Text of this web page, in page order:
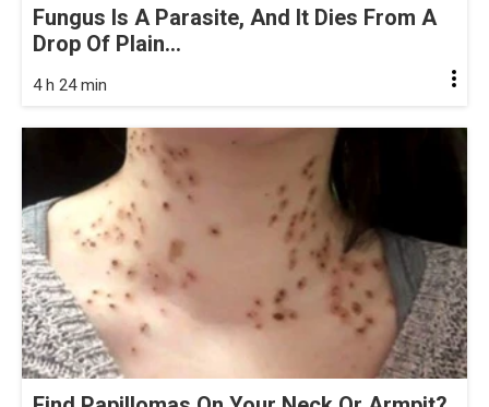
Fungus Is A Parasite, And It Dies From A
Drop Of Plain...
4 h 24 min